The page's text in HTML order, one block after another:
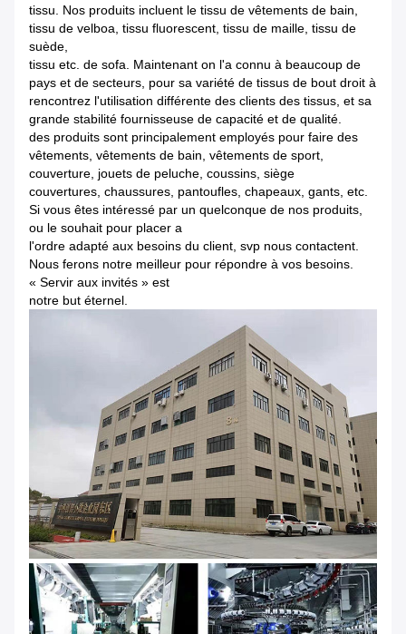
tissu. Nos produits incluent le tissu de vêtements de bain,
tissu de velboa, tissu fluorescent, tissu de maille, tissu de
suède,
tissu etc. de sofa. Maintenant on l'a connu à beaucoup de
pays et de secteurs, pour sa variété de tissus de bout droit à
rencontrez l'utilisation différente des clients des tissus, et sa
grande stabilité fournisseuse de capacité et de qualité.
des produits sont principalement employés pour faire des
vêtements, vêtements de bain, vêtements de sport,
couverture, jouets de peluche, coussins, siège
couvertures, chaussures, pantoufles, chapeaux, gants, etc.
Si vous êtes intéressé par un quelconque de nos produits,
ou le souhait pour placer a
l'ordre adapté aux besoins du client, svp nous contactent.
Nous ferons notre meilleur pour répondre à vos besoins.
« Servir aux invités » est
notre but éternel.